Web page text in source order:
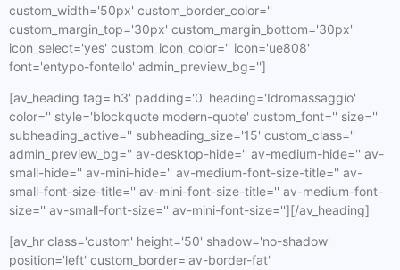
custom_width='50px' custom_border_color=''
custom_margin_top='30px' custom_margin_bottom='30px'
icon_select='yes' custom_icon_color='' icon='ue808'
font='entypo-fontello' admin_preview_bg='']
[av_heading tag='h3' padding='0' heading='Idromassaggio'
color='' style='blockquote modern-quote' custom_font='' size=''
subheading_active='' subheading_size='15' custom_class=''
admin_preview_bg='' av-desktop-hide='' av-medium-hide='' av-
small-hide='' av-mini-hide='' av-medium-font-size-title='' av-
small-font-size-title='' av-mini-font-size-title='' av-medium-font-
size='' av-small-font-size='' av-mini-font-size=''][/av_heading]
[av_hr class='custom' height='50' shadow='no-shadow'
position='left' custom_border='av-border-fat'